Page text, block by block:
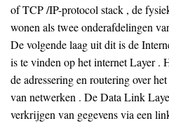
of TCP /IP-protocol stack , de
wonen als twee onderafdelingen
De volgende laag uit dit is de
is te vinden op het internet Layer .
de adressering en routering over
van netwerken . De Data Link
verkrijgen van gegevens via een